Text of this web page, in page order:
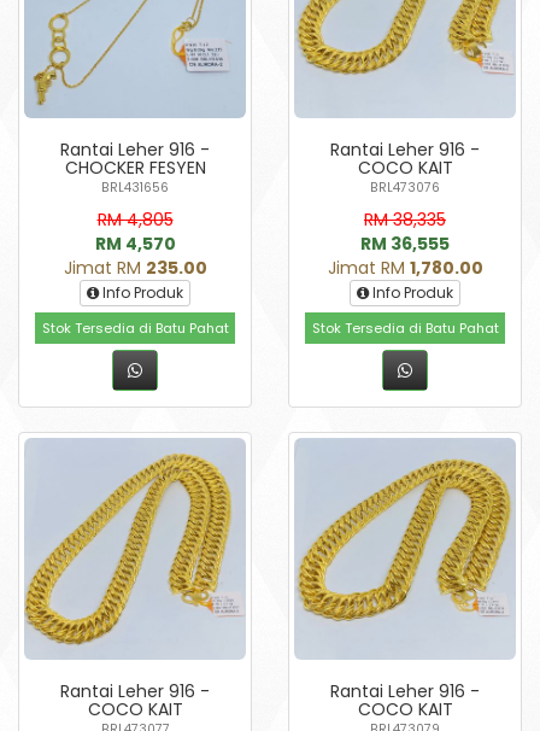
Rantai Leher 916 -
CHOCKER FESYEN
BRL431656
RM 4,805
RM 4,570
Jimat RM 235.00
Info Produk
Stok Tersedia di Batu Pahat
Rantai Leher 916 -
COCO KAIT
BRL473076
RM 38,335
RM 36,555
Jimat RM 1,780.00
Info Produk
Stok Tersedia di Batu Pahat
Rantai Leher 916 -
COCO KAIT
Rantai Leher 916 -
COCO KAIT